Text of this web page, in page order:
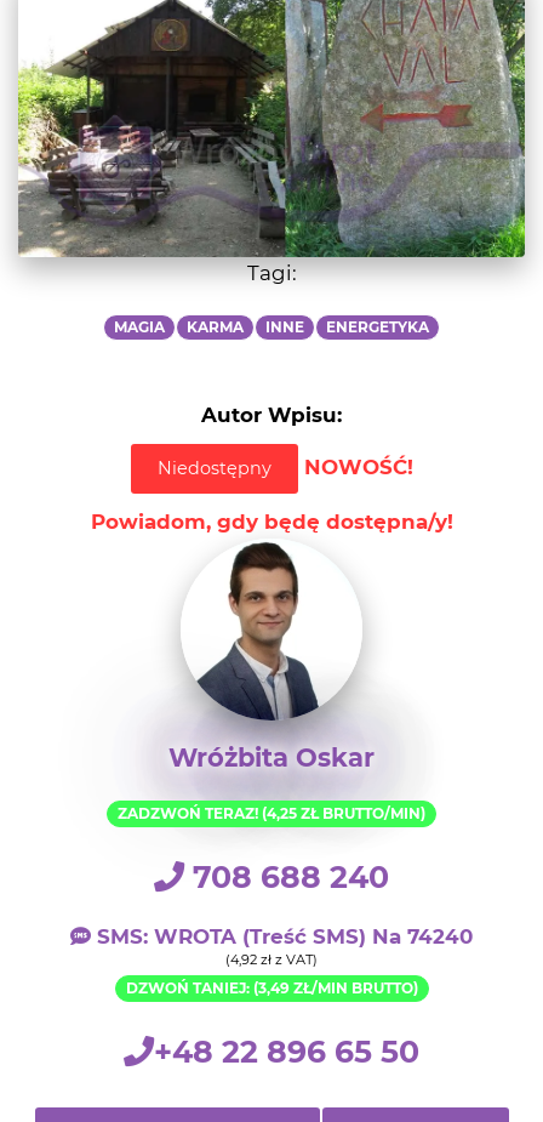
Tagi:
MAGIA KARMA INNE ENERGETYKA
Autor Wpisu:
Niedostępny NOWOŚĆ!
Powiadom, gdy będę dostępna/y!
Wróżbita Oskar
ZADZWOŃ TERAZ! (4,25 ZŁ BRUTTO/MIN)
708 688 240
SMS: WROTA (treść SMS) Na 74240
(4,92 zł z VAT)
DZWOŃ TANIEJ: (3,49 ZŁ/MIN BRUTTO)
+48 22 896 65 50